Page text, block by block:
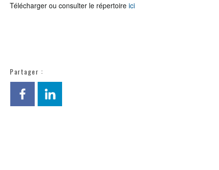
Télécharger ou consulter le répertoire ici
Partager :